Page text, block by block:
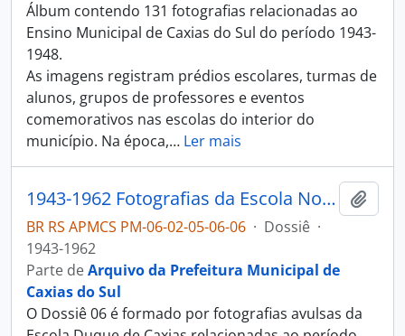
Álbum contendo 131 fotografias relacionadas ao
Ensino Municipal de Caxias do Sul do período 1943-
1948.
As imagens registram prédios escolares, turmas de
alunos, grupos de professores e eventos
comemorativos nas escolas do interior do
município. Na época,… Ler mais
1943-1962 Fotografias da Escola Normal Duque de Caxias
BR RS APMCS PM-06-02-05-06-06 · Dossiê ·
1943-1962
Parte deArquivo da Prefeitura Municipal de
Caxias do Sul
O Dossiê 06 é formado por fotografias avulsas da